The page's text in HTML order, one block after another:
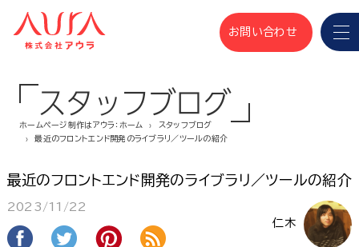
お問い合わせ
スタッフブログ
ホームページ制作はアウラ：ホーム
スタッフブログ
最近のフロントエンド開発のライブラリ／ツールの紹介
最近のフロントエンド開発のライブラリ／ツールの紹介
仁木
2023/11/22